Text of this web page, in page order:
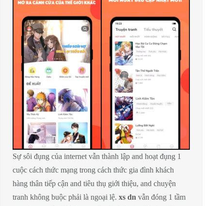
Sự sôi đụng của internet vẫn thành lập and hoạt đụng 1
cuộc cách thức mạng trong cách thức gia đình khách
hàng thân tiếp cận and tiêu thụ giới thiệu, and chuyện
tranh không buộc phải là ngoại lệ. xs dn vẫn đóng 1 tầm